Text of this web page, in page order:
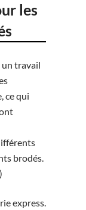
les
un travail
ce qui
brodés.
express.